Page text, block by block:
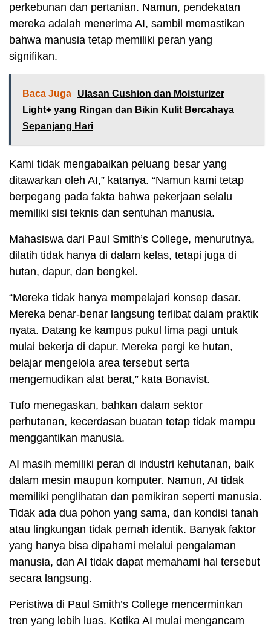
perkebunan dan pertanian. Namun, pendekatan
mereka adalah menerima AI, sambil memastikan
bahwa manusia tetap memiliki peran yang
signifikan.
Baca Juga
Ulasan Cushion dan Moisturizer
Light+ yang Ringan dan Bikin Kulit Bercahaya
Sepanjang Hari
Kami tidak mengabaikan peluang besar yang
ditawarkan oleh AI,” katanya. “Namun kami tetap
berpegang pada fakta bahwa pekerjaan selalu
memiliki sisi teknis dan sentuhan manusia.
Mahasiswa dari Paul Smith’s College, menurutnya,
dilatih tidak hanya di dalam kelas, tetapi juga di
hutan, dapur, dan bengkel.
“Mereka tidak hanya mempelajari konsep dasar.
Mereka benar-benar langsung terlibat dalam praktik
nyata. Datang ke kampus pukul lima pagi untuk
mulai bekerja di dapur. Mereka pergi ke hutan,
belajar mengelola area tersebut serta
mengemudikan alat berat,” kata Bonavist.
Tufo menegaskan, bahkan dalam sektor
perhutanan, kecerdasan buatan tetap tidak mampu
menggantikan manusia.
AI masih memiliki peran di industri kehutanan, baik
dalam mesin maupun komputer. Namun, AI tidak
memiliki penglihatan dan pemikiran seperti manusia.
Tidak ada dua pohon yang sama, dan kondisi tanah
atau lingkungan tidak pernah identik. Banyak faktor
yang hanya bisa dipahami melalui pengalaman
manusia, dan AI tidak dapat memahami hal tersebut
secara langsung.
Peristiwa di Paul Smith’s College mencerminkan
tren yang lebih luas. Ketika AI mulai mengancam